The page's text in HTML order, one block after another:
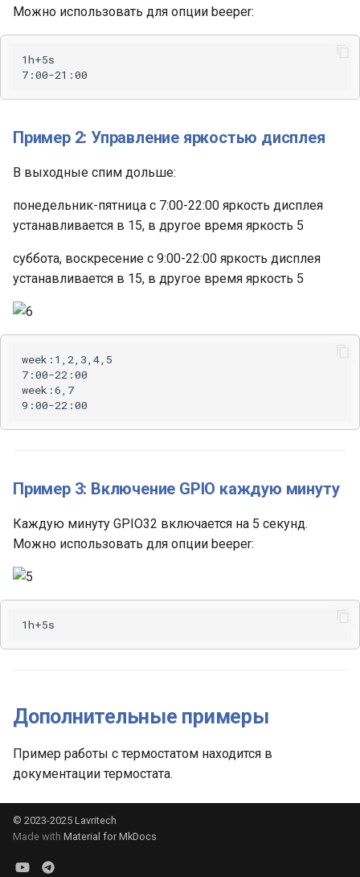
Можно использовать для опции beeper:
Пример 2: Управление яркостью дисплея
В выходные спим дольше:
понедельник-пятница с 7:00-22:00 яркость дисплея
устанавливается в 15, в другое время яркость 5
суббота, воскресение с 9:00-22:00 яркость дисплея
устанавливается в 15, в другое время яркость 5
Пример 3: Включение GPIO каждую минуту
Каждую минуту GPIO32 включается на 5 секунд.
Можно использовать для опции beeper:
Дополнительные примеры
Пример работы с термостатом находится в
документации термостата.
© 2023-2025 Lavritech
Made with Material for MkDocs